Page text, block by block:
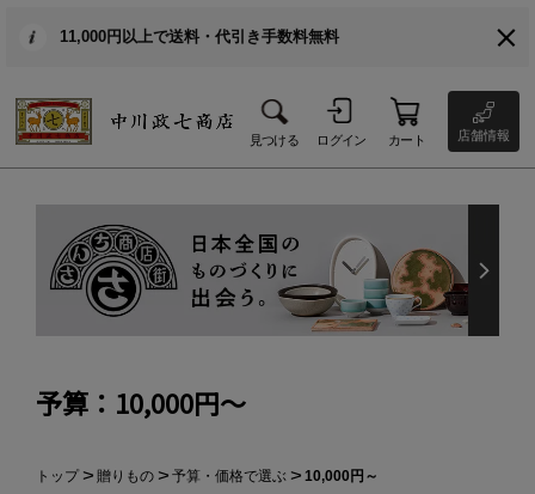
11,000円以上で送料・代引き手数料無料
見つける ログイン カート 店舗情報
予算：10,000円～
トップ 贈りもの 予算・価格で選ぶ 10,000円～